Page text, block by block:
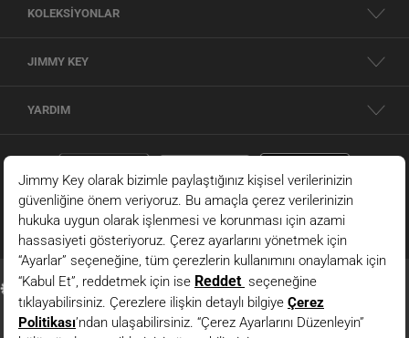
KOLEKSİYONLAR
JIMMY KEY
YARDIM